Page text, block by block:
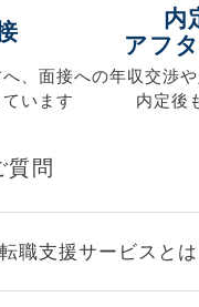
、 面接への
います
内
アフ
年収交渉や
内定後
質問
職支援サービスとは